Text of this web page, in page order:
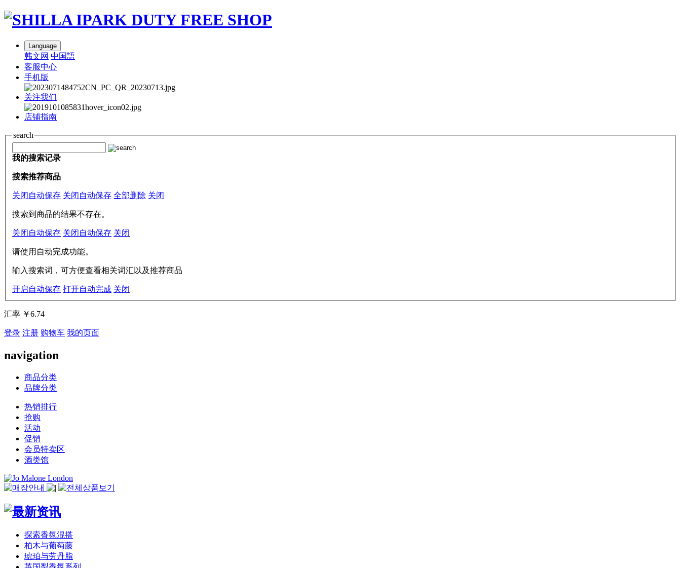
Language
韩文网 中国語
客服中心
手机版
关注我们
店铺指南
search
我的搜索记录
搜索推荐商品
关闭自动保存 关闭自动保存 全部删除 关闭
搜索到商品的结果不存在。
关闭自动保存 关闭自动保存 关闭
请使用自动完成功能。
输入搜索词，可方便查看相关词汇以及推荐商品
开启自动保存 打开自动完成 关闭
汇率 ￥6.74
登录 注册 购物车 我的页面
navigation
商品分类
品牌分类
热销排行
抢购
活动
促销
会员特卖区
酒类馆
探索香氛混搭​
柏木与葡萄藤
琥珀与劳丹脂